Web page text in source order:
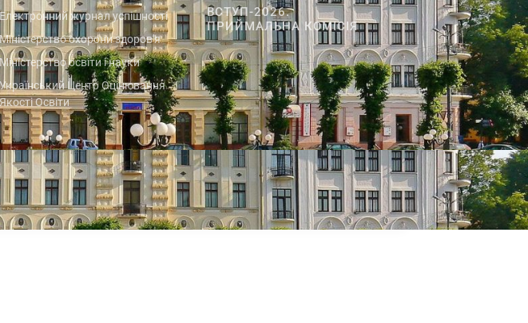
Електронний журнал успішності
Міністерство охорони здоров'я
Міністерство освіти і науки
Український Центр Оцінювання
Якості Освіти
ВСТУП-2026.
ПРИЙМАЛЬНА КОМІСІЯ